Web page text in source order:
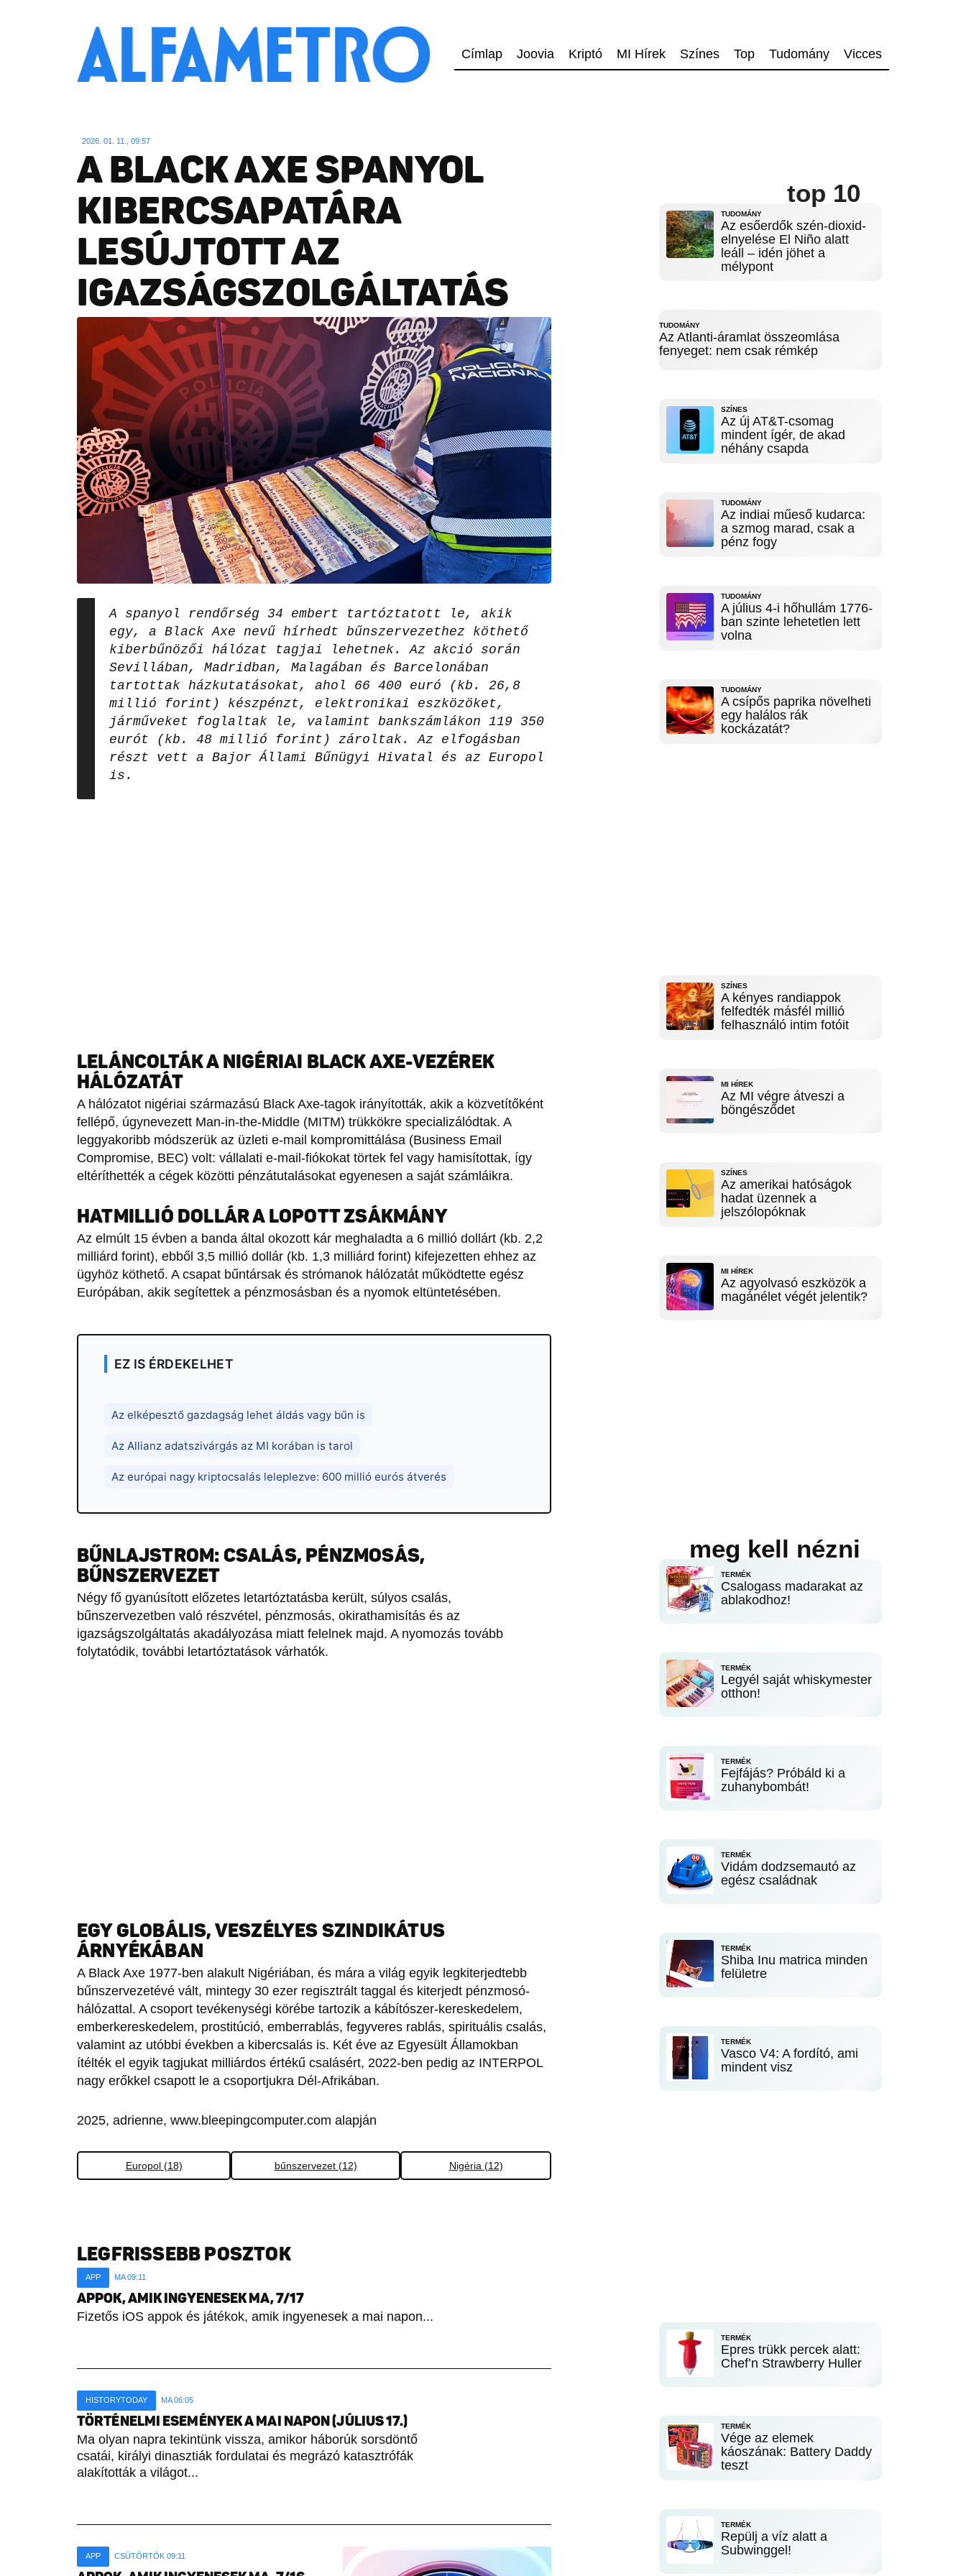
Címlap Joovia Kriptó MI Hírek Színes Top Tudomány Vicces
2026. 01. 11., 09:57
A BLACK AXE SPANYOL
KIBERCSAPATÁRA
LESÚJTOTT AZ
IGAZSÁGSZOLGÁLTATÁS
A spanyol rendőrség 34 embert tartóztatott le, akik
egy, a Black Axe nevű hírhedt bűnszervezethez köthető
kiberbűnözői hálózat tagjai lehetnek. Az akció során
Sevillában, Madridban, Malagában és Barcelonában
tartottak házkutatásokat, ahol 66 400 euró (kb. 26,8
millió forint) készpénzt, elektronikai eszközöket,
járműveket foglaltak le, valamint bankszámlákon 119 350
eurót (kb. 48 millió forint) zároltak. Az elfogásban
részt vett a Bajor Állami Bűnügyi Hivatal és az Europol
is.
LELÁNCOLTÁK A NIGÉRIAI BLACK AXE-VEZÉREK
HÁLÓZATÁT
A hálózatot nigériai származású Black Axe-tagok irányították, akik a közvetítőként
fellépő, úgynevezett Man-in-the-Middle (MITM) trükkökre specializálódtak. A
leggyakoribb módszerük az üzleti e-mail kompromittálása (Business Email
Compromise, BEC) volt: vállalati e-mail-fiókokat törtek fel vagy hamisítottak, így
eltéríthették a cégek közötti pénzátutalásokat egyenesen a saját számláikra.
HATMILLIÓ DOLLÁR A LOPOTT ZSÁKMÁNY
Az elmúlt 15 évben a banda által okozott kár meghaladta a 6 millió dollárt (kb. 2,2
milliárd forint), ebből 3,5 millió dollár (kb. 1,3 milliárd forint) kifejezetten ehhez az
ügyhöz köthető. A csapat bűntársak és strómanok hálózatát működtette egész
Európában, akik segítettek a pénzmosásban és a nyomok eltüntetésében.
EZ IS ÉRDEKELHET
Az elképesztő gazdagság lehet áldás vagy bűn is
Az Allianz adatszivárgás az MI korában is tarol
Az európai nagy kriptocsalás leleplezve: 600 millió eurós átverés
BŰNLAJSTROM: CSALÁS, PÉNZMOSÁS,
BŰNSZERVEZET
Négy fő gyanúsított előzetes letartóztatásba került, súlyos csalás,
bűnszervezetben való részvétel, pénzmosás, okirathamisítás és az
igazságszolgáltatás akadályozása miatt felelnek majd. A nyomozás tovább
folytatódik, további letartóztatások várhatók.
EGY GLOBÁLIS, VESZÉLYES SZINDIKÁTUS
ÁRNYÉKÁBAN
A Black Axe 1977-ben alakult Nigériában, és mára a világ egyik legkiterjedtebb
bűnszervezetévé vált, mintegy 30 ezer regisztrált taggal és kiterjedt pénzmosó-
hálózattal. A csoport tevékenységi körébe tartozik a kábítószer-kereskedelem,
emberkereskedelem, prostitúció, emberrablás, fegyveres rablás, spirituális csalás,
valamint az utóbbi években a kibercsalás is. Két éve az Egyesült Államokban
ítélték el egyik tagjukat milliárdos értékű csalásért, 2022-ben pedig az INTERPOL
nagy erőkkel csapott le a csoportjukra Dél-Afrikában.
2025, adrienne, www.bleepingcomputer.com alapján
Europol (18) bűnszervezet (12) Nigéria (12)
LEGFRISSEBB POSZTOK
APP MA 09:11
APPOK, AMIK INGYENESEK MA, 7/17
Fizetős iOS appok és játékok, amik ingyenesek a mai napon...
HISTORYTODAY MA 06:05
TÖRTÉNELMI ESEMÉNYEK A MAI NAPON (JÚLIUS 17.)
Ma olyan napra tekintünk vissza, amikor háborúk sorsdöntő
csatái, királyi dinasztiák fordulatai és megrázó katasztrófák
alakították a világot...
APP CSÜTÖRTÖK 09:11
top 10
TUDOMÁNY
Az esőerdők szén-dioxid-
elnyelése El Niño alatt
leáll – idén jöhet a
mélypont
TUDOMÁNY
Az Atlanti-áramlat összeomlása
fenyeget: nem csak rémkép
SZÍNES
Az új AT&T-csomag
mindent ígér, de akad
néhány csapda
TUDOMÁNY
Az indiai műeső kudarca:
a szmog marad, csak a
pénz fogy
TUDOMÁNY
A július 4-i hőhullám 1776-
ban szinte lehetetlen lett
volna
TUDOMÁNY
A csípős paprika növelheti
egy halálos rák
kockázatát?
SZÍNES
A kényes randiappok
felfedték másfél millió
felhasználó intim fotóit
MI HÍREK
Az MI végre átveszi a
böngésződet
SZÍNES
Az amerikai hatóságok
hadat üzennek a
jelszólopóknak
MI HÍREK
Az agyolvasó eszközök a
magánélet végét jelentik?
meg kell nézni
TERMÉK
Csalogass madarakat az
ablakodhoz!
TERMÉK
Legyél saját whiskymester
otthon!
TERMÉK
Fejfájás? Próbáld ki a
zuhanybombát!
TERMÉK
Vidám dodzsemautó az
egész családnak
TERMÉK
Shiba Inu matrica minden
felületre
TERMÉK
Vasco V4: A fordító, ami
mindent visz
TERMÉK
Epres trükk percek alatt:
Chef’n Strawberry Huller
TERMÉK
Vége az elemek
káoszának: Battery Daddy
teszt
TERMÉK
Repülj a víz alatt a
Subwinggel!